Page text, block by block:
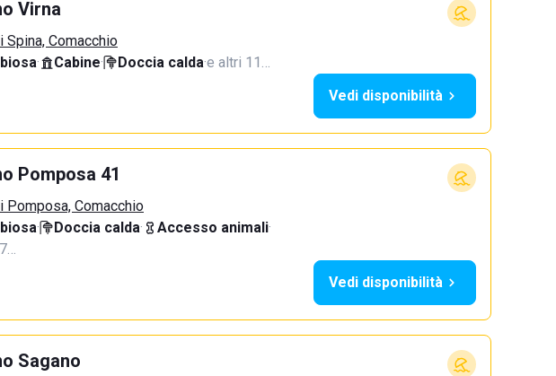
Virna
Spina, Comacchio
· Cabine· Doccia calda·e altri 11…
Vedi disponibilità
Pomposa 41
Pomposa, Comacchio
· Doccia calda· Accesso animali·
Vedi disponibilità
Sagano